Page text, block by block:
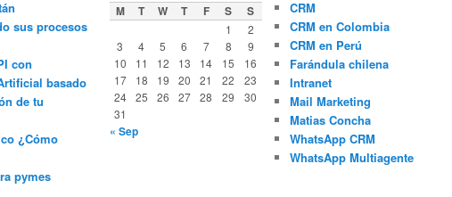
sus procesos
con
basado
de tu
¿Cómo
pymes
M T W T F S S
1
2
3
4 5 6 7 8
9
10
11 12 13 14 15
16
17
18 19 20 21 22
23
24
25 26 27 28 29
30
31
« Sep
CRM
CRM en Colombia
CRM en Perú
Farándula chilena
Intranet
Mail Marketing
Matias Concha
WhatsApp CRM
WhatsApp Multiagente